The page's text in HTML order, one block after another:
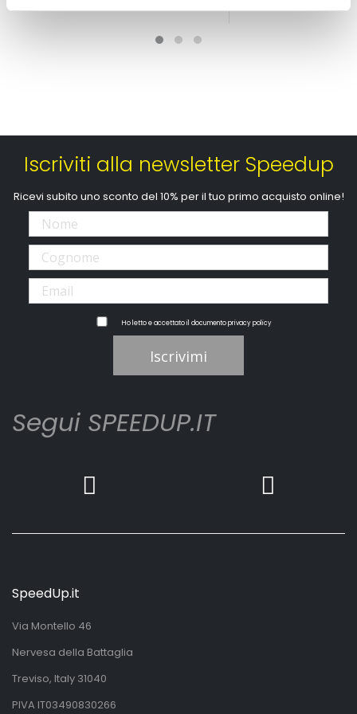
Iscriviti alla newsletter Speedup
Ricevi subito uno sconto del 10% per il tuo primo acquisto online!
Ho letto e accettato il documentoprivacy policy
Iscrivimi
Segui SPEEDUP.IT
SpeedUp.it
Via Montello 46
Nervesa della Battaglia
Treviso, Italy 31040
PIVA IT03490830266